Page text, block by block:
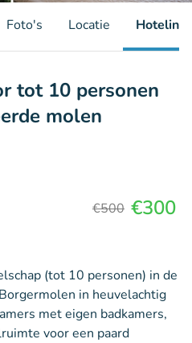
Foto's Locatie Hotelinfo
tot 10 personen
molen
€500 €300
(tot 10 personen) in de
in heuvelachtig
met eigen badkamers,
voor een paard